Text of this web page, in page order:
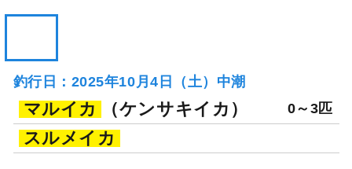
釣行日：2025年10月4日（土）中潮
マルイカ （ケンサキイカ） 0～3匹
スルメイカ